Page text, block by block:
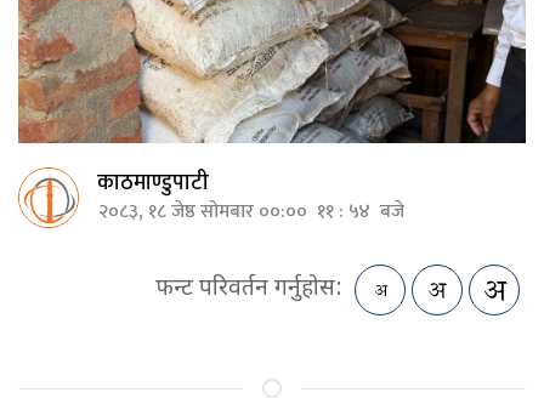
काठमाण्डुपाटी
२०८३, १८ जेष्ठ सोमबार ००:०० ११ : ५४ बजे
फन्ट परिवर्तन गर्नुहोस: